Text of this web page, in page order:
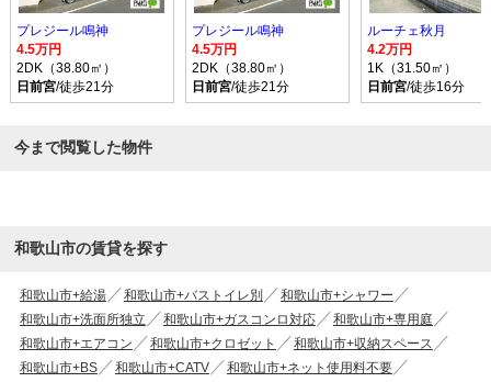
プレジール鳴神
4.5万円
2DK（38.80㎡）
日前宮/徒歩21分
プレジール鳴神
4.5万円
2DK（38.80㎡）
日前宮/徒歩21分
ルーチェ秋月
4.2万円
1K（31.50㎡）
日前宮/徒歩16分
今まで閲覧した物件
和歌山市の賃貸を探す
和歌山市+給湯 和歌山市+バストイレ別
和歌山市+シャワー
和歌山市+洗面所独立
和歌山市+ガスコンロ対応
和歌山市+専用庭
和歌山市+エアコン
和歌山市+クロゼット
和歌山市+収納スペース
和歌山市+BS
和歌山市+CATV
和歌山市+ネット使用料不要